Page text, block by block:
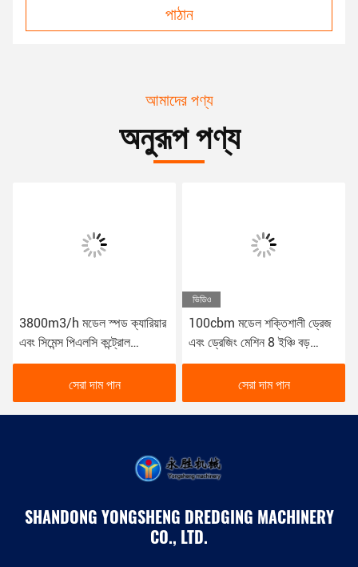
পাঠান
আমাদের পণ্য
অনুরূপ পণ্য
3800m3/h মডেল স্পড ক্যারিয়ার
এবং সিমেন্স পিএলসি কন্ট্রোল
সিস্টেমের সাথে ড্রেজ
সেরা দাম পান
ভিডিও
100cbm মডেল শক্তিশালী ড্রেজ
এবং ড্রেজিং মেশিন 8 ইঞ্চি বড়
আকারের ড্রেজিং প্রকল্প এবং
কাজগুলির জন্যসেরা দাম পান
SHANDONG YONGSHENG DREDGING MACHINERY
CO., LTD.